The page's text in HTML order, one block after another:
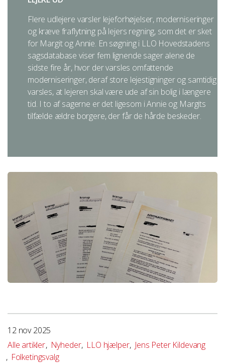
Explorerhttp://windows.microsoft.com/da-
dk/windows-vista/delete-your-internet-cookies
Vejledning i at slette cookies på Mozilla Firefox browser
http://support.mozilla.com/da/kb/deleting cookies
Vejledning i at slette cookies på Google Chrome browser
http://www.google.com/support/chrome/bin/answer.py?
hl=da&answer=95647
Vejledning i at slette cookies på Safari iOS
http://support.apple.com/kb/HT1677
We work with1 third partieswho may receive and
process your information.
Flere udlejere varsler lejeforhøjelser, moderniseringer
og kræve fraflytning på lejers regning, som det er sket
for Margit og Annie. En søgning i LLO Hovedstadens
sagsdatabase viser fem lignende sager alene de
sidste fire år, hvor der varsles omfattende
moderniseringer, deraf store lejestigninger og samtidig
varsles, at lejeren skal være ude af sin bolig i længere
tid. I to af sagerne er det ligesom i Annie og Margits
tilfælde ældre borgere, der får de hårde beskeder.
12 nov 2025
Alle artikler Nyheder LLO hjælper Jens Peter Kildevang
Folketingsvalg